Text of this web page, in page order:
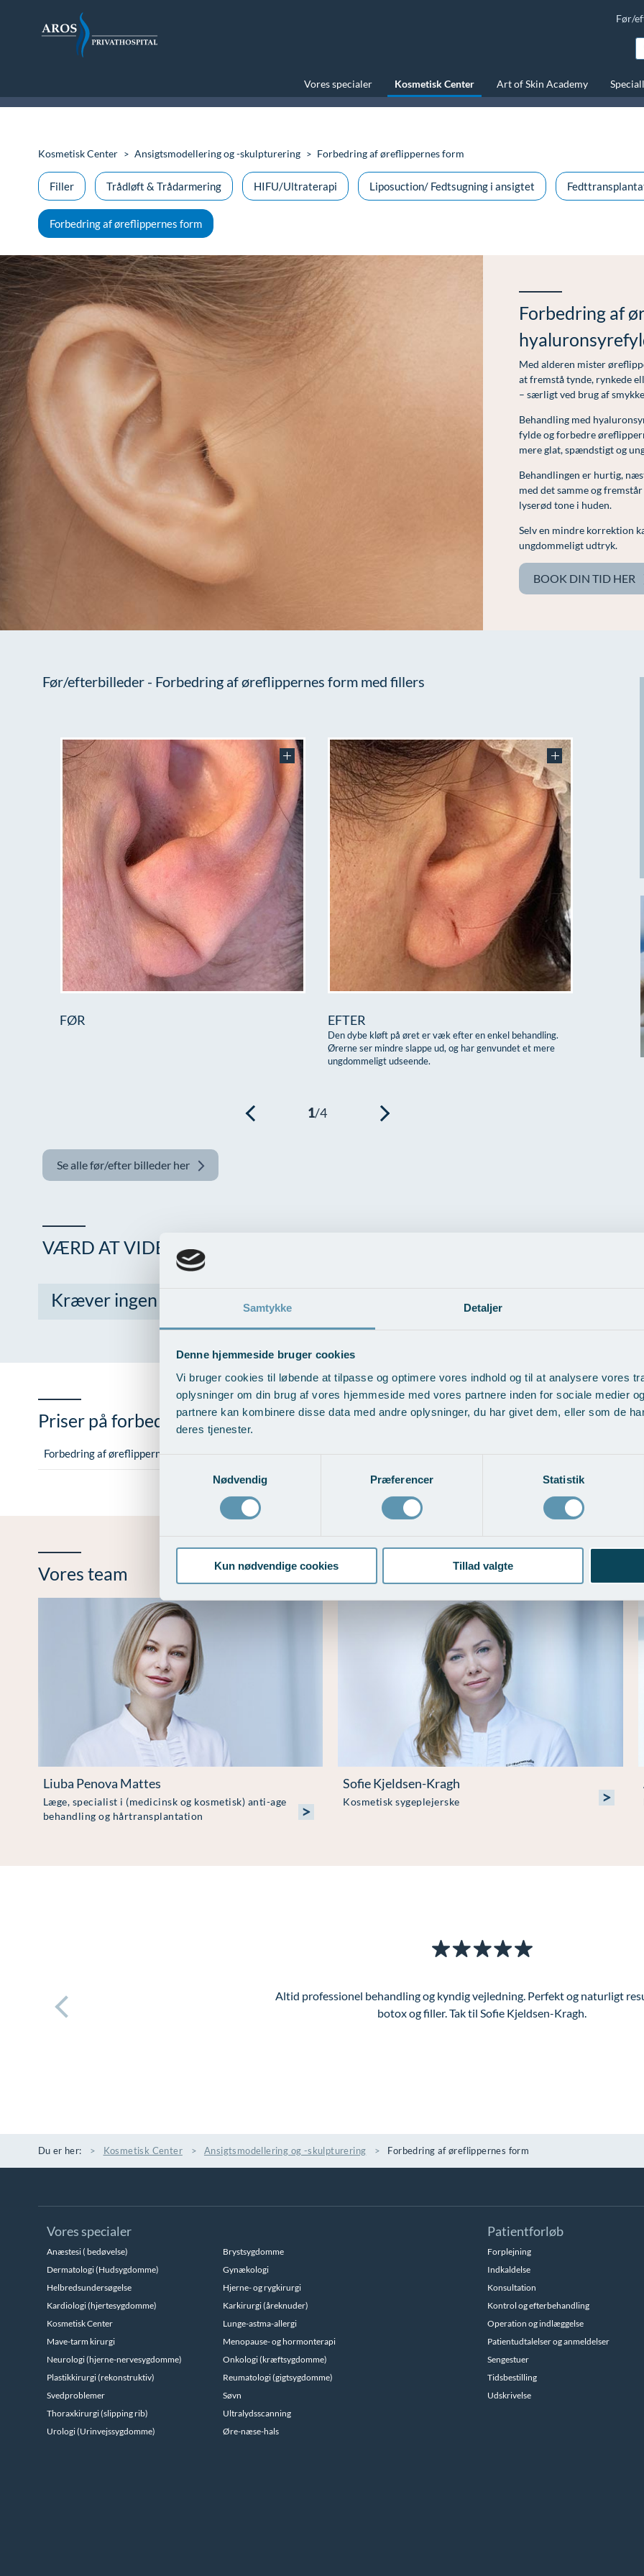
Samtykke Detaljer
Denne hjemmeside bruger cookies
Vi bruger cookies til løbende at tilpasse og optimere vores indhold og til at analysere vores
oplysninger om din brug af vores hjemmeside med vores partnere inden for sociale medier
partnere kan kombinere disse data med andre oplysninger, du har givet dem, eller som de
deres tjenester.
Nødvendig
Præferencer Statistik
Kun nødvendige cookies Tillad valgte
Før/
Vores specialer Kosmetisk Center Art of Skin Academy
Kosmetisk Center Ansigtsmodellering og -skulpturering Forbedring af øreflippernes form
Filler Trådløft & Trådarmering HIFU/Ultraterapi Liposuction/ Fedtsugning i ansigtet
Forbedring af øreflippernes form
Forbedring af
Med alderen mister
at fremstå tynde, rynkede
– særligt ved brug af
Behandling med
fylde og forbedre
mere glat, spændstigt og
Behandlingen er hurtig,
med det samme og
lyserød tone i huden.
Selv en mindre korrektion
ungdommeligt udtryk.
BOOK DIN TID HER
Før/efterbilleder - Forbedring af øreflippernes form med fillers
FØR EFTER
Den dybe kløft på øret er væk efter en enkel behandling.
Ørerne ser mindre slappe ud, og har genvundet et mere
ungdommeligt udseende.
Se alle før/efter billeder her
VÆRD AT VIDE
Kræver ingen rehabiliteringsperiode og udføres hurtigt
Priser på forbedring af øreflippernes form
Forbedring af øreflippernes form (fra pris)
Vores team
Liuba Penova Mattes
Læge, specialist i (medicinsk og kosmetisk) anti-age
behandling og hårtransplantation
>
Sofie Kjeldsen-Kragh
Kosmetisk sygeplejerske >
Altid professionel behandling og kyndig vejledning. Perfekt og naturligt
botox og filler. Tak til Sofie Kjeldsen-Kragh.
Du er her: Kosmetisk Center Ansigtsmodellering og -skulpturering Forbedring af øreflippernes form
Vores specialer
Anæstesi ( bedøvelse)
Brystsygdomme
Dermatologi (Hudsygdomme)
Gynækologi
Helbredsundersøgelse
Hjerne- og rygkirurgi
Kardiologi (hjertesygdomme)
Karkirurgi (åreknuder)
Kosmetisk Center
Lunge-astma-allergi
Mave-tarm kirurgi
Menopause- og hormonterapi
Neurologi (hjerne-nervesygdomme)
Onkologi (kræftsygdomme)
Plastikkirurgi (rekonstruktiv)
Reumatologi (gigtsygdomme)
Svedproblemer
Søvn
Thoraxkirurgi (slipping rib)
Ultralydsscanning
Urologi (Urinvejssygdomme)
Øre-næse-hals
Patientforløb
Forplejning
Indkaldelse
Konsultation
Kontrol og efterbehandling
Operation og indlæggelse
Patientudtalelser og anmeldelser
Sengestuer
Tidsbestilling
Udskrivelse